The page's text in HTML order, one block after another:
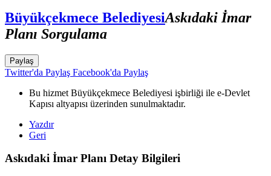
Büyükçekmece BelediyesiAskıdaki İmar
Planı Sorgulama
Paylaş
Twitter'da Paylaş Facebook'da Paylaş
Bu hizmet Büyükçekmece Belediyesi işbirliği ile e-Devlet
Kapısı altyapısı üzerinden sunulmaktadır.
Yazdır
Geri
Askıdaki İmar Planı Detay Bilgileri